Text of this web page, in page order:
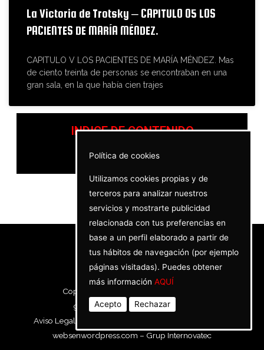
La Victoria de Trotsky – CAPITULO 05 LOS
PACIENTES DE MARÍA MÉNDEZ.
CAPITULO V LOS PACIENTES DE MARÍA MÉNDEZ. Mas
de ciento treinta de personas se encontraban en una
gran sala, en la que había cien trajes
INDICE DE CONTENIDO
Copyright © 2021 Neotrotskysmo.com
generales@neotrotskysmo.com
Aviso Legal
websenwordpress.com – Grup Internovatec
Política de cookies
Utilizamos cookies propias y de
terceros para analizar nuestros
servicios y mostrarte publicidad
relacionada con tus preferencias en
base a un perfil elaborado a partir de
tus hábitos de navegación (por ejemplo
páginas visitadas). Puedes obtener
más información AQUÍ
Acepto Rechazar